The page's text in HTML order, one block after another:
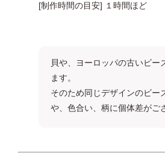
[制作時間の目安] １時間ほど
貝や、ヨーロッパの古いビー
ます。
そのため同じデザインのビー
や、色合い、柄に個体差がご